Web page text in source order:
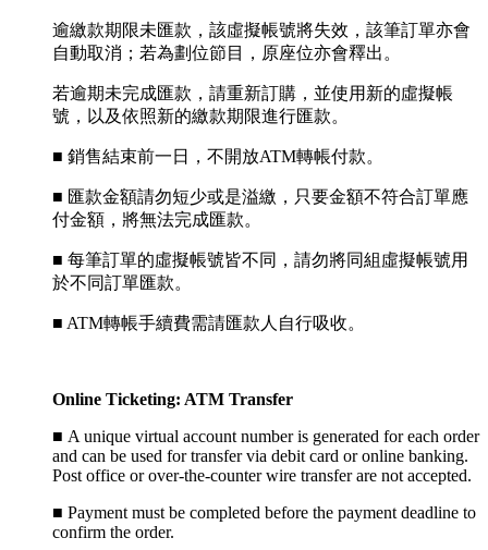
逾繳款期限未匯款，該虛擬帳號將失效，該筆訂單亦會
自動取消；若為劃位節目，原座位亦會釋出。
若逾期未完成匯款，請重新訂購，並使用新的虛擬帳
號，以及依照新的繳款期限進行匯款。
■ 銷售結束前一日，不開放ATM轉帳付款。
■ 匯款金額請勿短少或是溢繳，只要金額不符合訂單應
付金額，將無法完成匯款。
■ 每筆訂單的虛擬帳號皆不同，請勿將同組虛擬帳號用
於不同訂單匯款。
■ ATM轉帳手續費需請匯款人自行吸收。
Online Ticketing: ATM Transfer
■ A unique virtual account number is generated for each order
and can be used for transfer via debit card or online banking.
Post office or over-the-counter wire transfer are not accepted.
■ Payment must be completed before the payment deadline to
confirm the order.